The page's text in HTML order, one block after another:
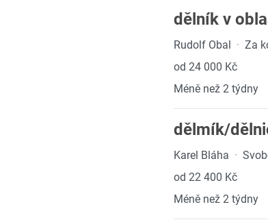
dělník v
Rudolf Obal · Za
od 24 000 Kč
Méně než 2 týdny
dělmík/
Karel Bláha ·
od 22 400 Kč
Méně než 2 týdny